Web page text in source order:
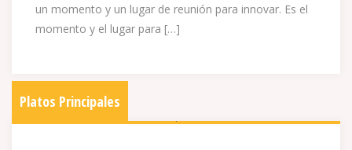
un momento y un lugar de reunión para innovar. Es el
momento y el lugar para […]
Platos Principales